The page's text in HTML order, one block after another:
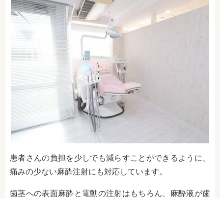
患者さんの負担を少しでも減らすことができるように、
痛みの少ない麻酔注射にも対応しています。
歯茎への表面麻酔と電動の注射はもちろん、麻酔液が歯